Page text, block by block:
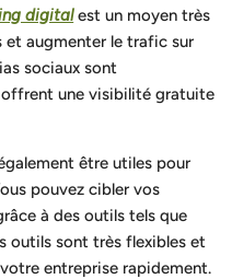
digitalest un moyen très
augmenter le trafic sur
sociaux sont
une visibilité gratuite
être utiles pour
pouvez cibler vos
à des outils tels que
outils sont très flexibles et
entreprise rapidement.